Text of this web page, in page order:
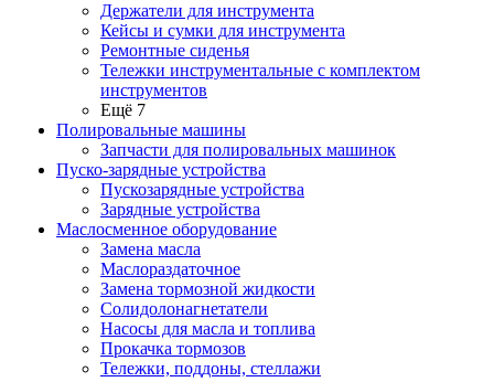
Держатели для инструмента
Кейсы и сумки для инструмента
Ремонтные сиденья
Тележки инструментальные с комплектом
инструментов
Ещё 7
Полировальные машины
Запчасти для полировальных машинок
Пуско-зарядные устройства
Пускозарядные устройства
Зарядные устройства
Маслосменное оборудование
Замена масла
Маслораздаточное
Замена тормозной жидкости
Солидолонагнетатели
Насосы для масла и топлива
Прокачка тормозов
Тележки, поддоны, стеллажи